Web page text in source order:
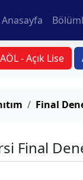
Anasayfa
AÖL - Açık Lise
Final
Final